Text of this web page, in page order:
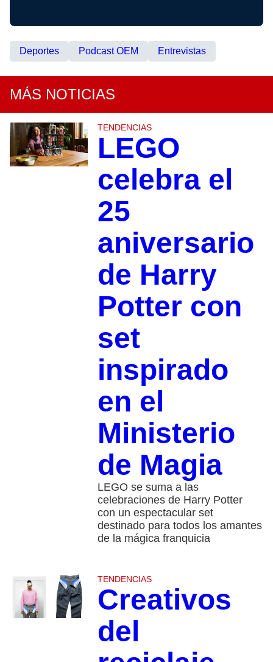
Deportes Podcast OEM Entrevistas
MÁS NOTICIAS
TENDENCIAS
LEGO
celebra el
25
aniversario
de Harry
Potter con
set
inspirado
en el
Ministerio
de Magia
LEGO se suma a las
celebraciones de Harry Potter
con un espectacular set
destinado para todos los amantes
de la mágica franquicia
TENDENCIAS
Creativos
del